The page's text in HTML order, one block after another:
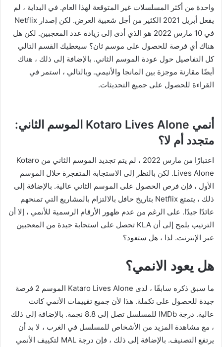
واحدة من أكثر المسلسلات غير المتوقعة لهذا العام. في البداية ، لم
يفعل أبريل 2021 الكثير من أجل شعبية العرض. لكن إصدار Netflix
في 10 مارس 2022 هو الذي أدى إلى زيادة عدد المعجبين. لكن هل
هناك أي فرصة للحصول على موسم ثان؟ سيعطيك القسم التالي
كل التفاصيل حول عودة الموسم الثاني. بالإضافة إلى ذلك ، هناك
أيضًا مقارنة موجزة بين المانجا والأنيمي. وبالتالي ، استمر في
القراءة للحصول على جميع التحديثات.
أنمي Kotaro Lives Alone الموسم الثاني:
متجدد أم لا؟
اعتبارًا من مارس 2022 ، لم يتم تجديد الموسم الثاني من Kotaro
Lives Alone. لكن بالنظر إلى الاستجابة المتفجرة خلال الموسم
الأول ، فإن فرص الحصول على الموسم الثاني عالية. بالإضافة إلى
ذلك ، يتمتع Netflix بتاريخ حافل بالالتزام بالمشاريع التي تمنحهم
عائدًا جيدًا. على الرغم من عدم ظهور الأرقام الرسمية للأنمي ، إلا أن
الترتيب يلمح إلى أن KLA تحصل على استجابة جيدة من المعجبين
عبر الإنترنت. لذا ، هل ستعود؟
هل يعود الانمي؟
ما سبق ذكره سابقًا ، لدى Kataro Lives Alone الموسم 2 فرصة
جيدة للحصول على تكملة. هذا لأن جميع تقييمات الأنمي كانت
عالية. درجة IMDb للمسلسل تصل إلى 8.8 نجمة. بالإضافة إلى ذلك
، مع مشاهدة المزيد من الأشخاص للمسلسل في الغرب ، لا بد أن
يرتفع التصنيف. بالإضافة إلى ذلك ، فإن درجة MAL لتكييف الأنمي